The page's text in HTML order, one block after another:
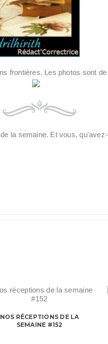
frontières. Les photos sont de
la semaine. Et vous,
NOS RÉCEPTIONS DE LA
SEMAINE #152